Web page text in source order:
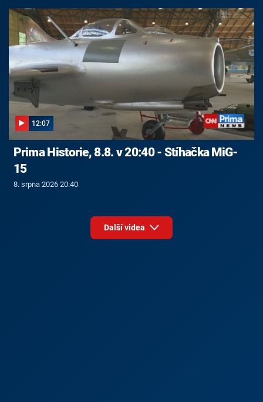
12:07
Prima Historie, 8.8. v 20:40 - Stíhačka MiG-
15
8. srpna 2026 20:40
Další videa